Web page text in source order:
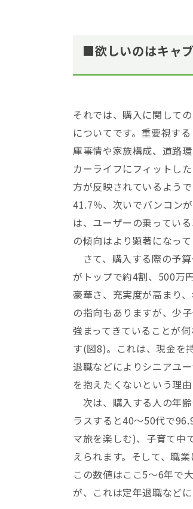
■欲しいのはキャ
それでは、購入に関して
についてです。重要視す
庫事情や家族構成、道路
カーライフにフィットし
方が反映されているよう
41.7％、次いでバンコン
は、ユーザーの乗ってい
の傾向はより顕著になっ
さて、購入する際の予
がトップで約4割、500万
豪華さ、充実度が高まり
の指向もありますが、少
強まってきていることが
す(図8)。これは、現金を
退職などによりシニアユ
を抱えたくないという理由
次は、購入する人の年
ラスすると40～50代で
マ旅を楽しむ)、子育て中
えられます。そして、職
この数値はここ5～6年で
が、これは定年退職など